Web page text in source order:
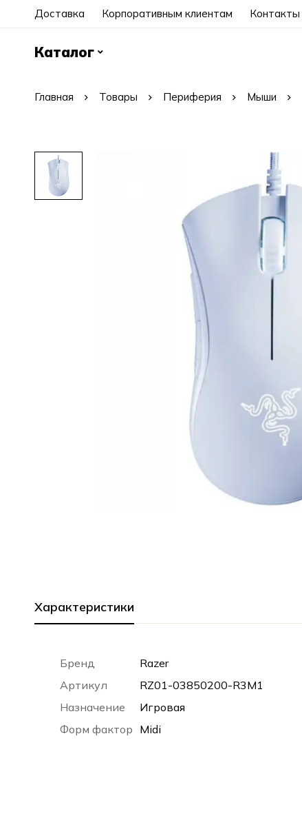
Доставка Корпоративным клиентам Контакты
Каталог
Главная Товары Периферия Мыши
Характеристики
Бренд
Razer
Артикул
RZ01-03850200-R3M1
Назначение
Игровая
Форм фактор Midi